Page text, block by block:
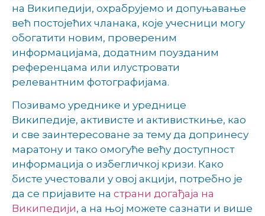
на Википедији, охрабрујемо и допуњавање
већ постојећих чланака, које учесници могу
обогатити новим, провереним
информацијама, додатним поузданим
референцама или илустровати
релевантним фотографијама.
Позивамо уреднике и уреднице
Википедије, активисте и активисткиње, као
и све заинтересоване за тему да допринесу
маратону и тако омогуће већу доступност
информација о избегличкој кризи. Како
бисте учестовали у овој акцији, потребно је
да се пријавите на страни догађаја на
Википедији, а на њој можете сазнати и више